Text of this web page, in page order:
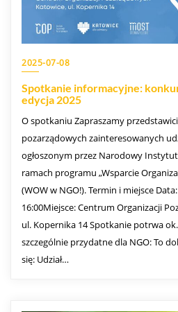
2025-07-08
Spotkanie informacyjne:
edycja 2025
O spotkaniu Zapraszamy
pozarządowych zainteresowanych
ogłoszonym przez Narodowy Instytut
ramach programu „Wsparcie
(WOW w NGO!). Termin i miejsce
16:00Miejsce: Centrum Organizacji
ul. Kopernika 14 Spotkanie potrwa
szczególnie przydatne dla NGO: To
się: Udział…